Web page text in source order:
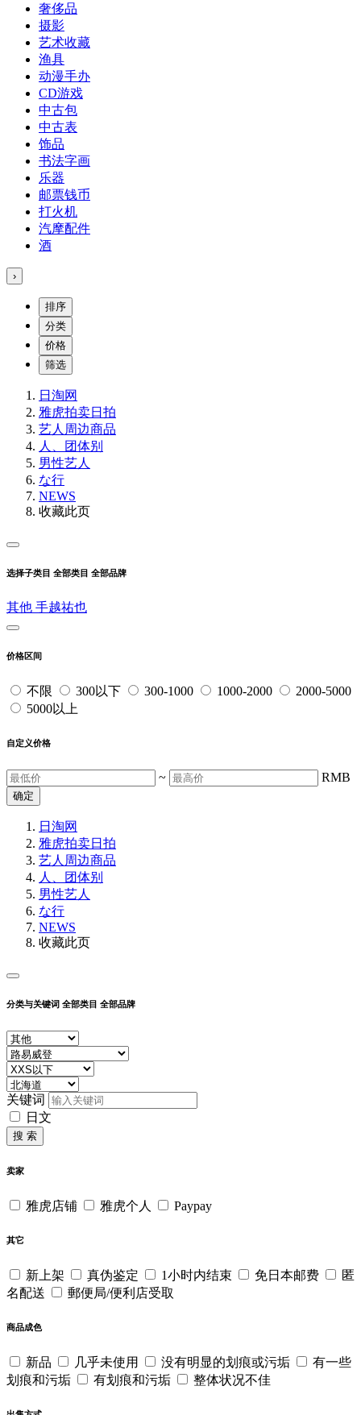
奢侈品
摄影
艺术收藏
渔具
动漫手办
CD游戏
中古包
中古表
饰品
书法字画
乐器
邮票钱币
打火机
汽摩配件
酒
›
排序
分类
价格
筛选
日淘网
雅虎拍卖日拍
艺人周边商品
人、团体别
男性艺人
な行
NEWS
收藏此页
选择子类目 全部类目 全部品牌
其他 手越祐也
价格区间
不限 300以下 300-1000 1000-2000
2000-5000
5000以上
自定义价格
~ RMB
确定
日淘网
雅虎拍卖日拍
艺人周边商品
人、团体别
男性艺人
な行
NEWS
收藏此页
分类与关键词 全部类目 全部品牌
关键词
日文
搜 索
卖家
雅虎店铺 雅虎个人 Paypay
其它
新上架 真伪鉴定 1小时内结束 免日本邮费
匿
名配送
郵便局/便利店受取
商品成色
新品 几乎未使用 没有明显的划痕或污垢
有一些
划痕和污垢
有划痕和污垢 整体状况不佳